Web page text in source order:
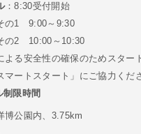
：8:30受付開始
の1 9:00～9:30
の2 10:00～10:30
る安全性の確保のためスター
マートスタート」にご協力くだ
限時間
博公園内、3.75km